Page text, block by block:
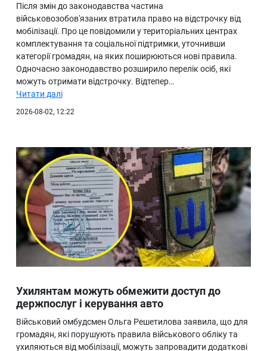
Після змін до законодавства частина
військовозобов'язаних втратила право на відстрочку від
мобілізації. Про це повідомили у територіальних центрах
комплектування та соціальної підтримки, уточнивши
категорії громадян, на яких поширюються нові правила.
Одночасно законодавство розширило перелік осіб, які
можуть отримати відстрочку. Відтепер…
Читати далі
2026-08-02, 12:22
Ухилянтам можуть обмежити доступ до
держпослуг і керування авто
Військовий омбудсмен Ольга Решетилова заявила, що для
громадян, які порушують правила військового обліку та
ухиляються від мобілізації, можуть запровадити додаткові